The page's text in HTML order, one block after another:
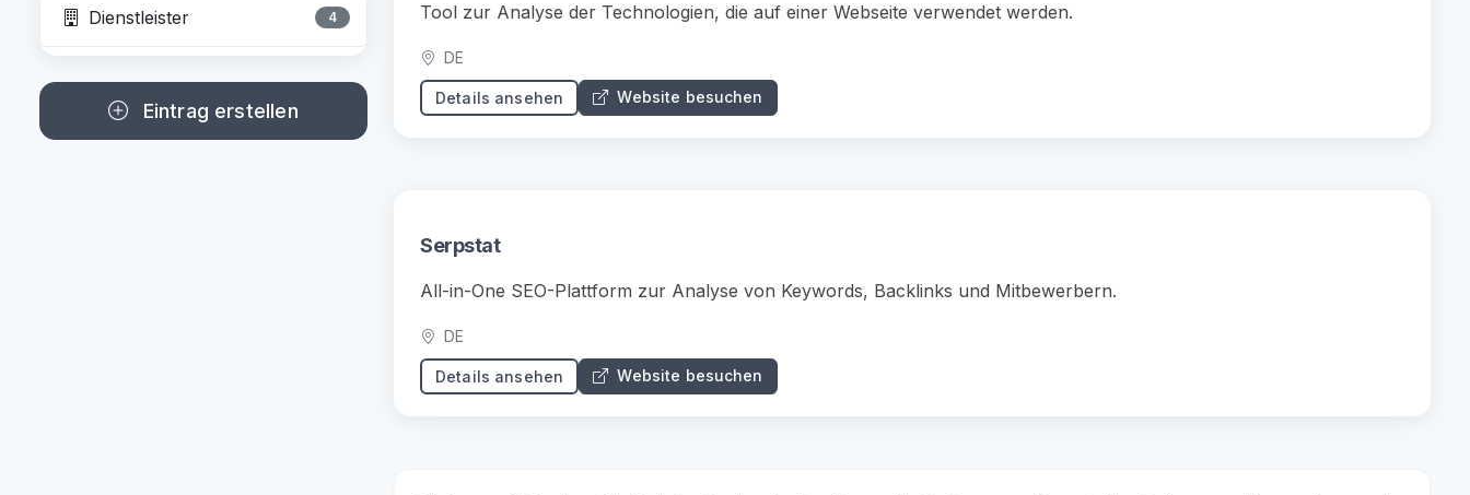
Dienstleister 4
Eintrag erstellen
Tool zur Analyse der Technologien, die auf einer Webseite verwendet werden.
DE
Details ansehen Website besuchen
Serpstat
All-in-One SEO-Plattform zur Analyse von Keywords, Backlinks und Mitbewerbern.
DE
Details ansehen Website besuchen